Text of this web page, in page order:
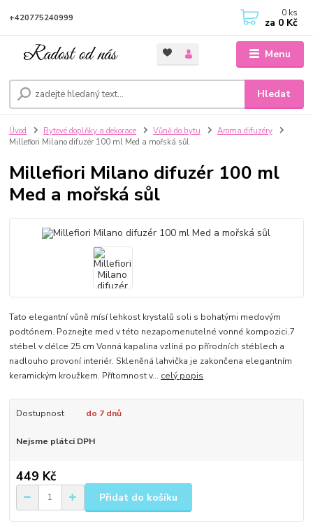
Menu
Hledat
+420775240999 0 ks
za 0 Kč
Úvod Bytové doplňky a dekorace Vůně do bytu
Aroma difuzéry
Millefiori Milano difuzér 100 ml Med a mořská sůl
Millefiori Milano difuzér 100 ml
Med a mořská sůl
Tato elegantní vůně mísí lehkost krystalů soli s bohatými medovým
podtónem. Poznejte med v této nezapomenutelné vonné kompozici.7
stébel v délce 25 cm Vonná kapalina vzlíná po přírodních stéblech a
nadlouho provoní interiér. Skleněná lahvička je zakončena elegantním
keramickým kroužkem. Přítomnost v... celý popis
Dostupnost do 7 dnů
Nejsme plátci DPH
449 Kč
Přidat do košíku